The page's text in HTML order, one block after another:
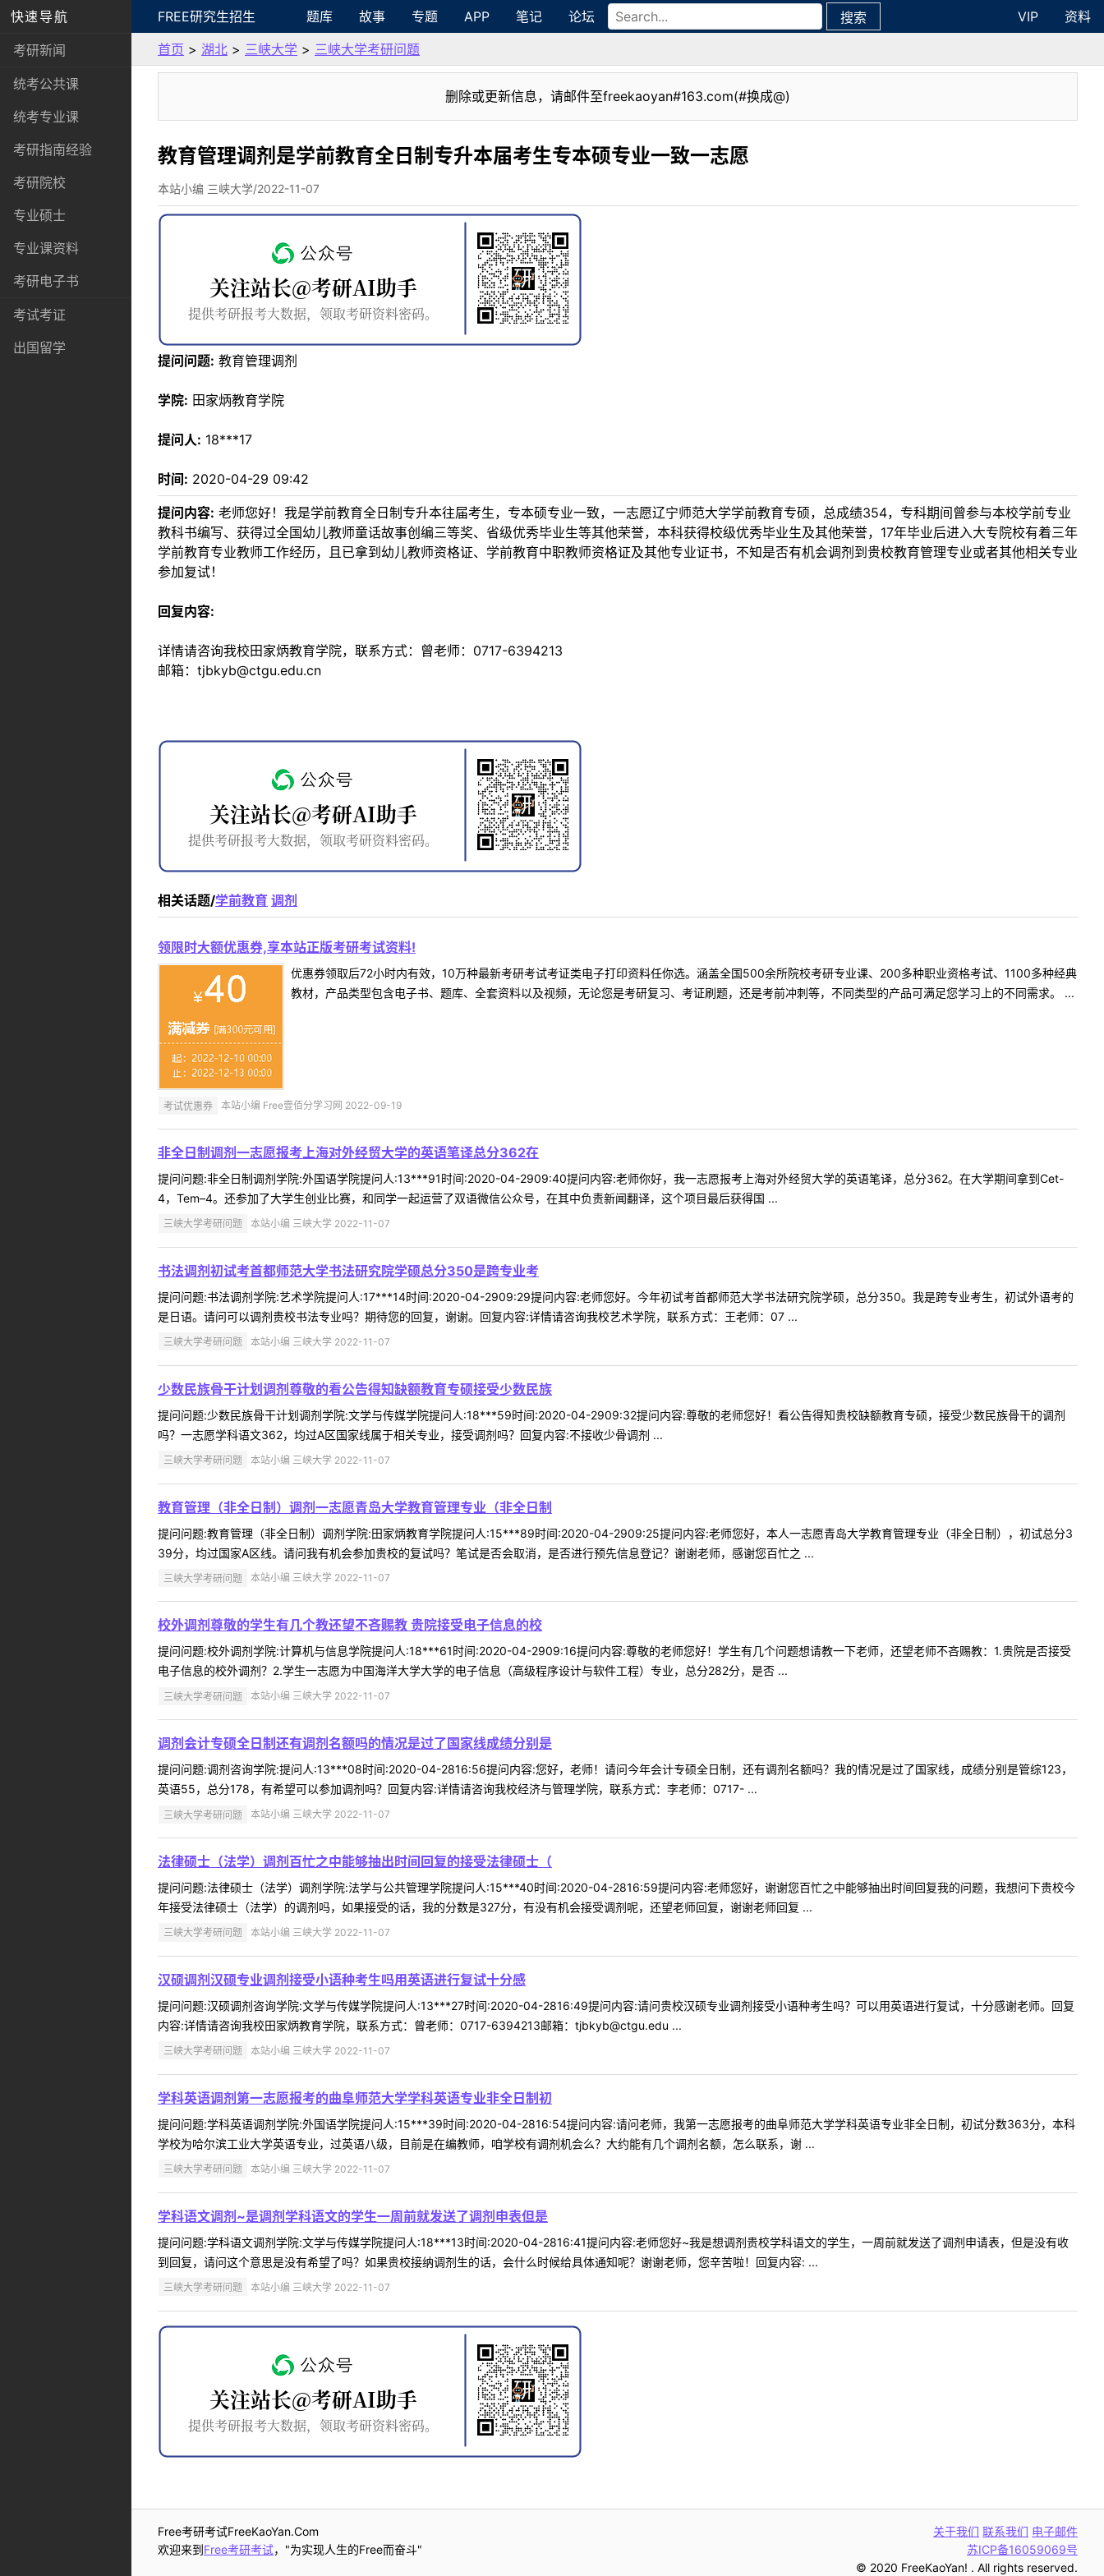
快速导航
考研新闻
统考公共课
统考专业课
考研指南经验
考研院校
专业硕士
专业课资料
考研电子书
考试考证
出国留学
FREE研究生招生 题库 故事 专题 APP 笔记 论坛 搜索 VIP
资料
首页 > 湖北 > 三峡大学 > 三峡大学考研问题
删除或更新信息，请邮件至freekaoyan#163.com(#换成@)
教育管理调剂是学前教育全日制专升本届考生专本硕专业一致一志愿
本站小编 三峡大学/2022-11-07
提问问题: 教育管理调剂
学院: 田家炳教育学院
提问人: 18***17
时间: 2020-04-29 09:42
提问内容: 老师您好！我是学前教育全日制专升本往届考生，专本硕专业一致，一志愿辽宁师范大学学前教育专硕，总成绩354，专科期间曾参与本校学前专业
教科书编写、获得过全国幼儿教师童话故事创编三等奖、省级优秀毕业生等其他荣誉，本科获得校级优秀毕业生及其他荣誉，17年毕业后进入大专院校有着三年
学前教育专业教师工作经历，且已拿到幼儿教师资格证、学前教育中职教师资格证及其他专业证书，不知是否有机会调剂到贵校教育管理专业或者其他相关专业
参加复试！
回复内容:
详情请咨询我校田家炳教育学院，联系方式：曾老师：0717-6394213
邮箱：tjbkyb@ctgu.edu.cn
相关话题/学前教育 调剂
领限时大额优惠券,享本站正版考研考试资料!
优惠券领取后72小时内有效，10万种最新考研考试考证类电子打印资料任你选。涵盖全国500余所院校考研专业课、200多种职业资格考试、1100多种经典
教材，产品类型包含电子书、题库、全套资料以及视频，无论您是考研复习、考证刷题，还是考前冲刺等，不同类型的产品可满足您学习上的不同需求。 ...
考试优惠券 本站小编 Free壹佰分学习网 2022-09-19
非全日制调剂一志愿报考上海对外经贸大学的英语笔译总分362在
提问问题:非全日制调剂学院:外国语学院提问人:13***91时间:2020-04-2909:40提问内容:老师你好，我一志愿报考上海对外经贸大学的英语笔译，总分362。在大学期间拿到Cet-
4，Tem–4。还参加了大学生创业比赛，和同学一起运营了双语微信公众号，在其中负责新闻翻译，这个项目最后获得国 ...
三峡大学考研问题 本站小编 三峡大学 2022-11-07
书法调剂初试考首都师范大学书法研究院学硕总分350是跨专业考
提问问题:书法调剂学院:艺术学院提问人:17***14时间:2020-04-2909:29提问内容:老师您好。今年初试考首都师范大学书法研究院学硕，总分350。我是跨专业考生，初试外语考的
是日语。请问可以调剂贵校书法专业吗？期待您的回复，谢谢。回复内容:详情请咨询我校艺术学院，联系方式：王老师：07 ...
三峡大学考研问题 本站小编 三峡大学 2022-11-07
少数民族骨干计划调剂尊敬的看公告得知缺额教育专硕接受少数民族
提问问题:少数民族骨干计划调剂学院:文学与传媒学院提问人:18***59时间:2020-04-2909:32提问内容:尊敬的老师您好！看公告得知贵校缺额教育专硕，接受少数民族骨干的调剂
吗？一志愿学科语文362，均过A区国家线属于相关专业，接受调剂吗？回复内容:不接收少骨调剂 ...
三峡大学考研问题 本站小编 三峡大学 2022-11-07
教育管理（非全日制）调剂一志愿青岛大学教育管理专业（非全日制
提问问题:教育管理（非全日制）调剂学院:田家炳教育学院提问人:15***89时间:2020-04-2909:25提问内容:老师您好，本人一志愿青岛大学教育管理专业（非全日制），初试总分3
39分，均过国家A区线。请问我有机会参加贵校的复试吗？笔试是否会取消，是否进行预先信息登记？谢谢老师，感谢您百忙之 ...
三峡大学考研问题 本站小编 三峡大学 2022-11-07
校外调剂尊敬的学生有几个教还望不吝赐教 贵院接受电子信息的校
提问问题:校外调剂学院:计算机与信息学院提问人:18***61时间:2020-04-2909:16提问内容:尊敬的老师您好！学生有几个问题想请教一下老师，还望老师不吝赐教：1.贵院是否接受
电子信息的校外调剂？2.学生一志愿为中国海洋大学大学的电子信息（高级程序设计与软件工程）专业，总分282分，是否 ...
三峡大学考研问题 本站小编 三峡大学 2022-11-07
调剂会计专硕全日制还有调剂名额吗的情况是过了国家线成绩分别是
提问问题:调剂咨询学院:提问人:13***08时间:2020-04-2816:56提问内容:您好，老师！请问今年会计专硕全日制，还有调剂名额吗？我的情况是过了国家线，成绩分别是管综123，
英语55，总分178，有希望可以参加调剂吗？回复内容:详情请咨询我校经济与管理学院，联系方式：李老师：0717- ...
三峡大学考研问题 本站小编 三峡大学 2022-11-07
法律硕士（法学）调剂百忙之中能够抽出时间回复的接受法律硕士（
提问问题:法律硕士（法学）调剂学院:法学与公共管理学院提问人:15***40时间:2020-04-2816:59提问内容:老师您好，谢谢您百忙之中能够抽出时间回复我的问题，我想问下贵校今
年接受法律硕士（法学）的调剂吗，如果接受的话，我的分数是327分，有没有机会接受调剂呢，还望老师回复，谢谢老师回复 ...
三峡大学考研问题 本站小编 三峡大学 2022-11-07
汉硕调剂汉硕专业调剂接受小语种考生吗用英语进行复试十分感
提问问题:汉硕调剂咨询学院:文学与传媒学院提问人:13***27时间:2020-04-2816:49提问内容:请问贵校汉硕专业调剂接受小语种考生吗？可以用英语进行复试，十分感谢老师。回复
内容:详情请咨询我校田家炳教育学院，联系方式：曾老师：0717-6394213邮箱：tjbkyb@ctgu.edu ...
三峡大学考研问题 本站小编 三峡大学 2022-11-07
学科英语调剂第一志愿报考的曲阜师范大学学科英语专业非全日制初
提问问题:学科英语调剂学院:外国语学院提问人:15***39时间:2020-04-2816:54提问内容:请问老师，我第一志愿报考的曲阜师范大学学科英语专业非全日制，初试分数363分，本科
学校为哈尔滨工业大学英语专业，过英语八级，目前是在编教师，咱学校有调剂机会么？大约能有几个调剂名额，怎么联系，谢 ...
三峡大学考研问题 本站小编 三峡大学 2022-11-07
学科语文调剂~是调剂学科语文的学生一周前就发送了调剂申表但是
提问问题:学科语文调剂学院:文学与传媒学院提问人:18***13时间:2020-04-2816:41提问内容:老师您好~我是想调剂贵校学科语文的学生，一周前就发送了调剂申请表，但是没有收
到回复，请问这个意思是没有希望了吗？如果贵校接纳调剂生的话，会什么时候给具体通知呢？谢谢老师，您辛苦啦！回复内容: ...
三峡大学考研问题 本站小编 三峡大学 2022-11-07
Free考研考试FreeKaoYan.Com
欢迎来到Free考研考试，"为实现人生的Free而奋斗"
关于我们 联系我们 电子邮件
苏ICP备16059069号
© 2020 FreeKaoYan! . All rights reserved.